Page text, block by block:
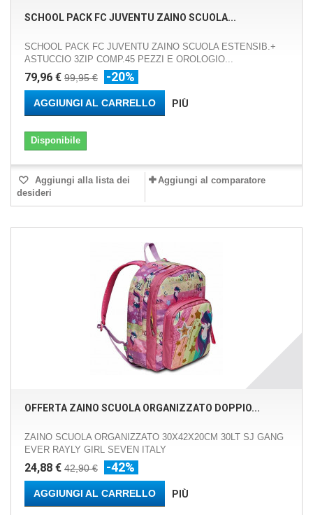
SCHOOL PACK FC JUVENTU ZAINO SCUOLA...
SCHOOL PACK FC JUVENTU ZAINO SCUOLA ESTENSIB.+
ASTUCCIO 3ZIP COMP.45 PEZZI E OROLOGIO...
79,96 € 99,95 € -20%
AGGIUNGI AL CARRELLO PIÙ
Disponibile
Aggiungi alla lista dei
desideri
Aggiungi al comparatore
OFFERTA ZAINO SCUOLA ORGANIZZATO DOPPIO...
ZAINO SCUOLA ORGANIZZATO 30X42X20CM 30LT SJ GANG
EVER RAYLY GIRL SEVEN ITALY
24,88 € 42,90 € -42%
AGGIUNGI AL CARRELLO PIÙ